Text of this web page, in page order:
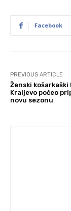
Facebook
PREVIOUS ARTICLE
Ženski košarkaški
Kraljevo počeo
novu sezonu